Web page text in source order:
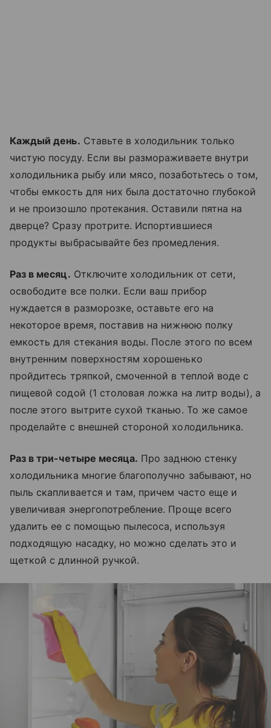
Каждый день. Ставьте в холодильник только
чистую посуду. Если вы размораживаете внутри
холодильника рыбу или мясо, позаботьтесь о том,
чтобы емкость для них была достаточно глубокой
и не произошло протекания. Оставили пятна на
дверце? Сразу протрите. Испортившиеся
продукты выбрасывайте без промедления.
Раз в месяц. Отключите холодильник от сети,
освободите все полки. Если ваш прибор
нуждается в разморозке, оставьте его на
некоторое время, поставив на нижнюю полку
емкость для стекания воды. После этого по всем
внутренним поверхностям хорошенько
пройдитесь тряпкой, смоченной в теплой воде с
пищевой содой (1 столовая ложка на литр воды), а
после этого вытрите сухой тканью. То же самое
проделайте с внешней стороной холодильника.
Раз в три-четыре месяца. Про заднюю стенку
холодильника многие благополучно забывают, но
пыль скапливается и там, причем часто еще и
увеличивая энергопотребление. Проще всего
удалить ее с помощью пылесоса, используя
подходящую насадку, но можно сделать это и
щеткой с длинной ручкой.